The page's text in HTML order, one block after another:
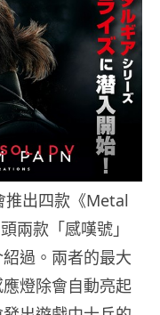
出四款《Metal
兩款「感嘆號」
過。兩者的最大
燈除會自動亮起